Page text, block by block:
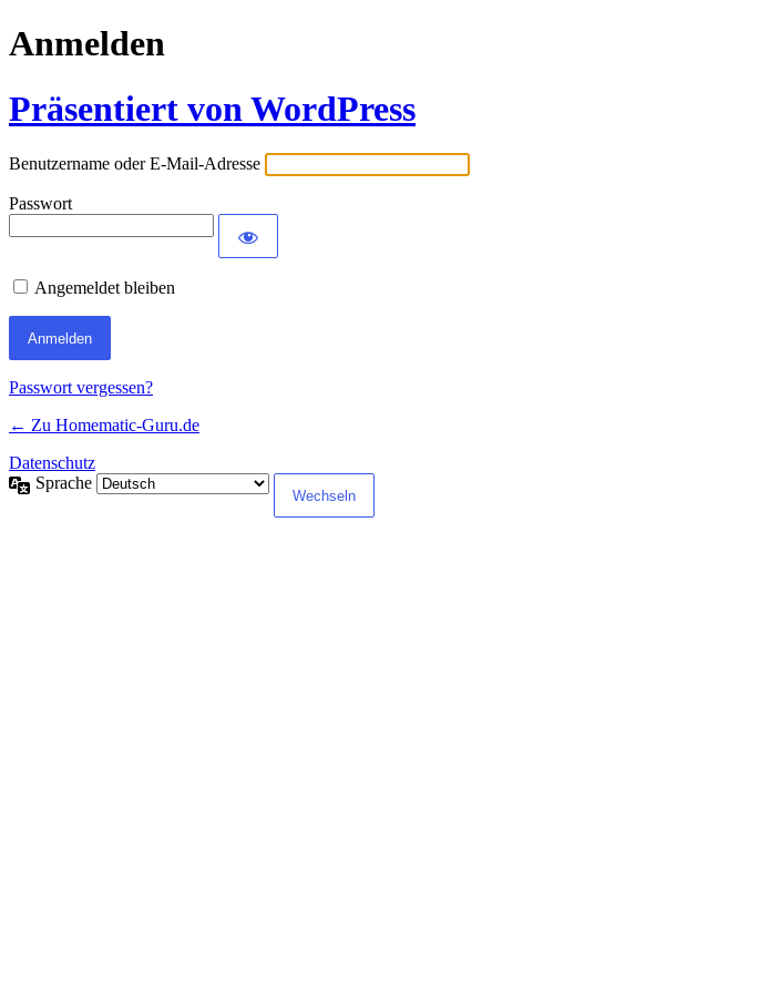
Anmelden
Präsentiert von WordPress
Benutzername oder E-Mail-Adresse
Passwort
Angemeldet bleiben
Passwort vergessen?
← Zu Homematic-Guru.de
Datenschutz
Sprache